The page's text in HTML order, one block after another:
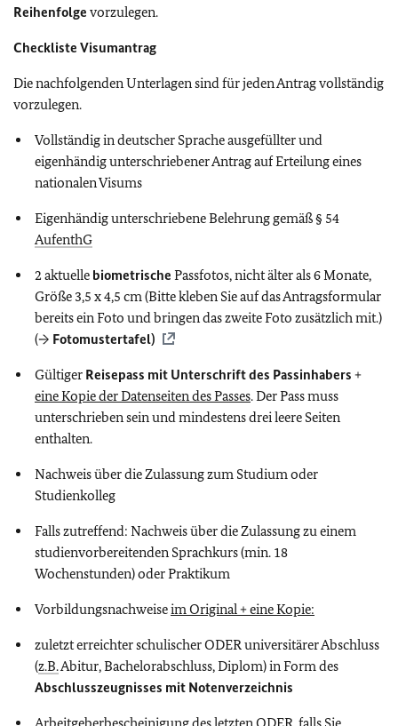
Reihenfolge vorzulegen.
Checkliste Visumantrag
Die nachfolgenden Unterlagen sind für jeden Antrag vollständig
vorzulegen.
Vollständig in deutscher Sprache ausgefüllter und
eigenhändig unterschriebener Antrag auf Erteilung eines
nationalen Visums
Eigenhändig unterschriebene Belehrung gemäß § 54
AufenthG
2 aktuelle biometrische Passfotos, nicht älter als 6 Monate,
Größe 3,5 x 4,5 cm (Bitte kleben Sie auf das Antragsformular
bereits ein Foto und bringen das zweite Foto zusätzlich mit.)
(→ Fotomustertafel)
Gültiger Reisepass mit Unterschrift des Passinhabers +
eine Kopie der Datenseiten des Passes. Der Pass muss
unterschrieben sein und mindestens drei leere Seiten
enthalten.
Nachweis über die Zulassung zum Studium oder
Studienkolleg
Falls zutreffend: Nachweis über die Zulassung zu einem
studienvorbereitenden Sprachkurs (min. 18
Wochenstunden) oder Praktikum
Vorbildungsnachweiseim Original + eine Kopie:
zuletzt erreichter schulischer ODER universitärer Abschluss
(z.B.Abitur, Bachelorabschluss, Diplom) in Form des
Abschlusszeugnisses mit Notenverzeichnis